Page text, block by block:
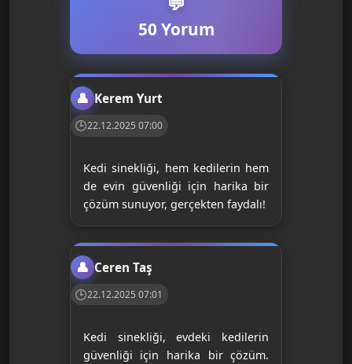
50 Yorum
Kerem Yurt
22.12.2025 07:00
Kedi sinekliği, hem kedilerin hem
de evin güvenliği için harika bir
çözüm sunuyor, gerçekten faydalı!
Ceren Taş
22.12.2025 07:01
Kedi sinekliği, evdeki kedilerin
güvenliği için harika bir çözüm.